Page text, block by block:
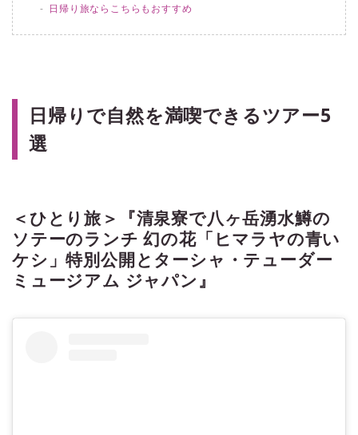
日帰り旅ならこちらもおすすめ
日帰りで自然を満喫できるツアー5
選
＜ひとり旅＞『清泉寮で八ヶ岳湧水鱒の
ソテーのランチ 幻の花「ヒマラヤの青い
ケシ」特別公開とターシャ・テューダー
ミュージアム ジャパン』